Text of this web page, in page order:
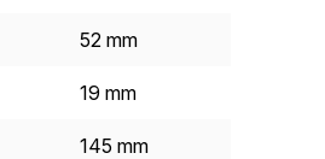
52 mm
19 mm
145 mm